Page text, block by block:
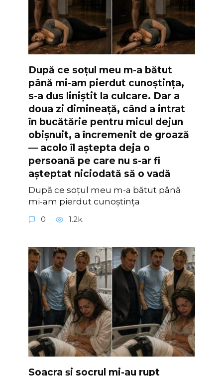
După ce soțul meu m-a bătut
până mi-am pierdut cunoștința,
s-a dus liniștit la culcare. Dar a
doua zi dimineață, când a intrat
în bucătărie pentru micul dejun
obișnuit, a încremenit de groază
— acolo îl aștepta deja o
persoană pe care nu s-ar fi
așteptat niciodată să o vadă
După ce soțul meu m-a bătut până
mi-am pierdut cunoștința
0 1.2k.
Soacra și socrul mi-au rupt